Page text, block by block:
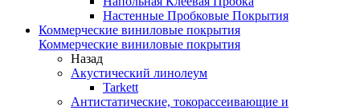
Настенные Пробковые Покрытия
Коммерческие виниловые покрытия
Коммерческие виниловые покрытия
Назад
Акустический линолеум
Tarkett
Антистатические, токорассеивающие и